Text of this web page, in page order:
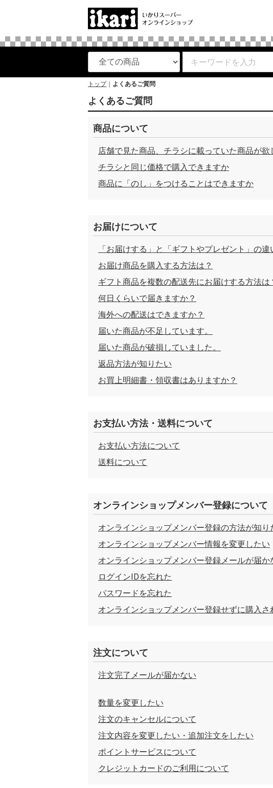
トップ よくあるご質問
よくあるご質問
商品について
店舗で見た商品、チラシに載っていた商品が欲
チラシと同じ価格で購入できますか
商品に「のし」をつけることはできますか
お届けについて
「お届けする」と「ギフトやプレゼント」の違
お届け商品を購入する方法は？
ギフト商品を複数の配送先にお届けする方法は
何日くらいで届きますか？
海外への配送はできますか？
届いた商品が不足しています。
届いた商品が破損していました。
返品方法が知りたい
お買上明細書・領収書はありますか？
お支払い方法・送料について
お支払い方法について
送料について
オンラインショップメンバー登録について
オンラインショップメンバー登録の方法が知り
オンラインショップメンバー情報を変更したい
オンラインショップメンバー登録メールが届か
ログインIDを忘れた
パスワードを忘れた
オンラインショップメンバー登録せずに購入
注文について
注文完了メールが届かない
数量を変更したい
注文のキャンセルについて
注文内容を変更したい・追加注文をしたい
ポイントサービスについて
クレジットカードのご利用について